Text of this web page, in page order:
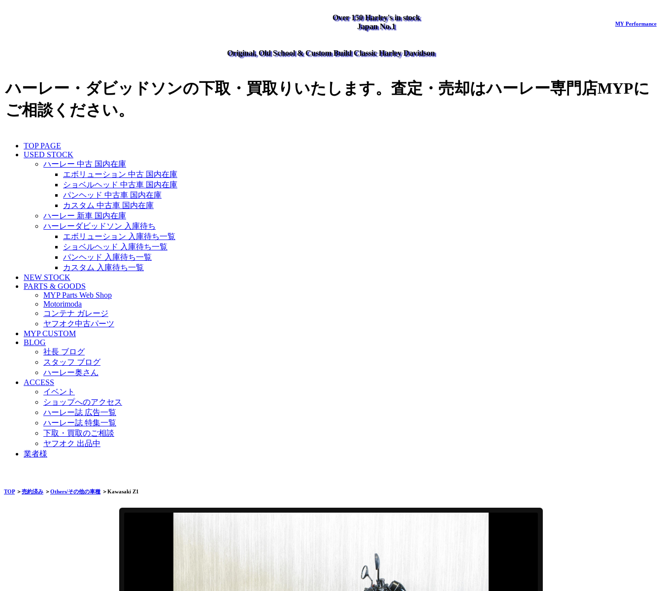
Over 150 Harley's in stock
Japan No.1
MY Performance
Original, Old School & Custom Build Classic Harley Davidson
ハーレー・ダビッドソンの下取・買取りいたします。査定・売却はハーレー専門店MYPに
ご相談ください。
TOP PAGE
USED STOCK
ハーレー 中古 国内在庫
エボリューション 中古 国内在庫
ショベルヘッド 中古車 国内在庫
パンヘッド 中古車 国内在庫
カスタム 中古車 国内在庫
ハーレー 新車 国内在庫
ハーレーダビッドソン 入庫待ち
エボリューション 入庫待ち一覧
ショベルヘッド 入庫待ち一覧
パンヘッド 入庫待ち一覧
カスタム 入庫待ち一覧
NEW STOCK
PARTS & GOODS
MYP Parts Web Shop
Motorimoda
コンテナ ガレージ
ヤフオク中古パーツ
MYP CUSTOM
BLOG
社長 ブログ
スタッフ ブログ
ハーレー奥さん
ACCESS
イベント
ショップへのアクセス
ハーレー誌 広告一覧
ハーレー誌 特集一覧
下取・買取のご相談
ヤフオク 出品中
業者様
TOP＞売約済み ＞Others/その他の車種 ＞Kawasaki Z1